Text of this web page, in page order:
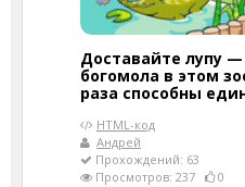
Доставайте лупу —
богомола в этом
раза способны
HTML-код
Андрей
Прохождений: 63
Просмотров: 237
0